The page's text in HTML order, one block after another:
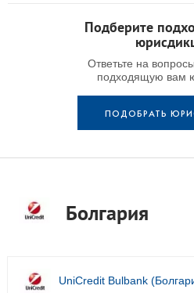
Подберите
Ответьте на
подходящую вам
ПОДОБРАТЬ
Болгария
UniCredit Bulbank